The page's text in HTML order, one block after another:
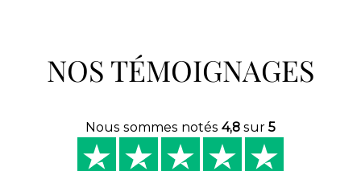
NOS TÉMOIGNAGES
Nous sommes notés 4,8 sur 5